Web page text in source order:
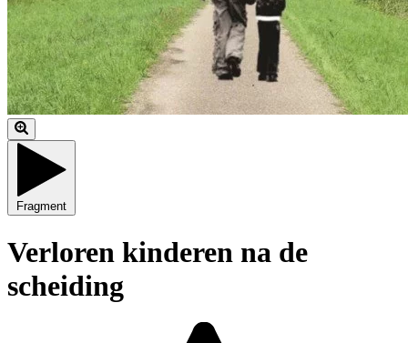
Fragment
Verloren kinderen na de
scheiding